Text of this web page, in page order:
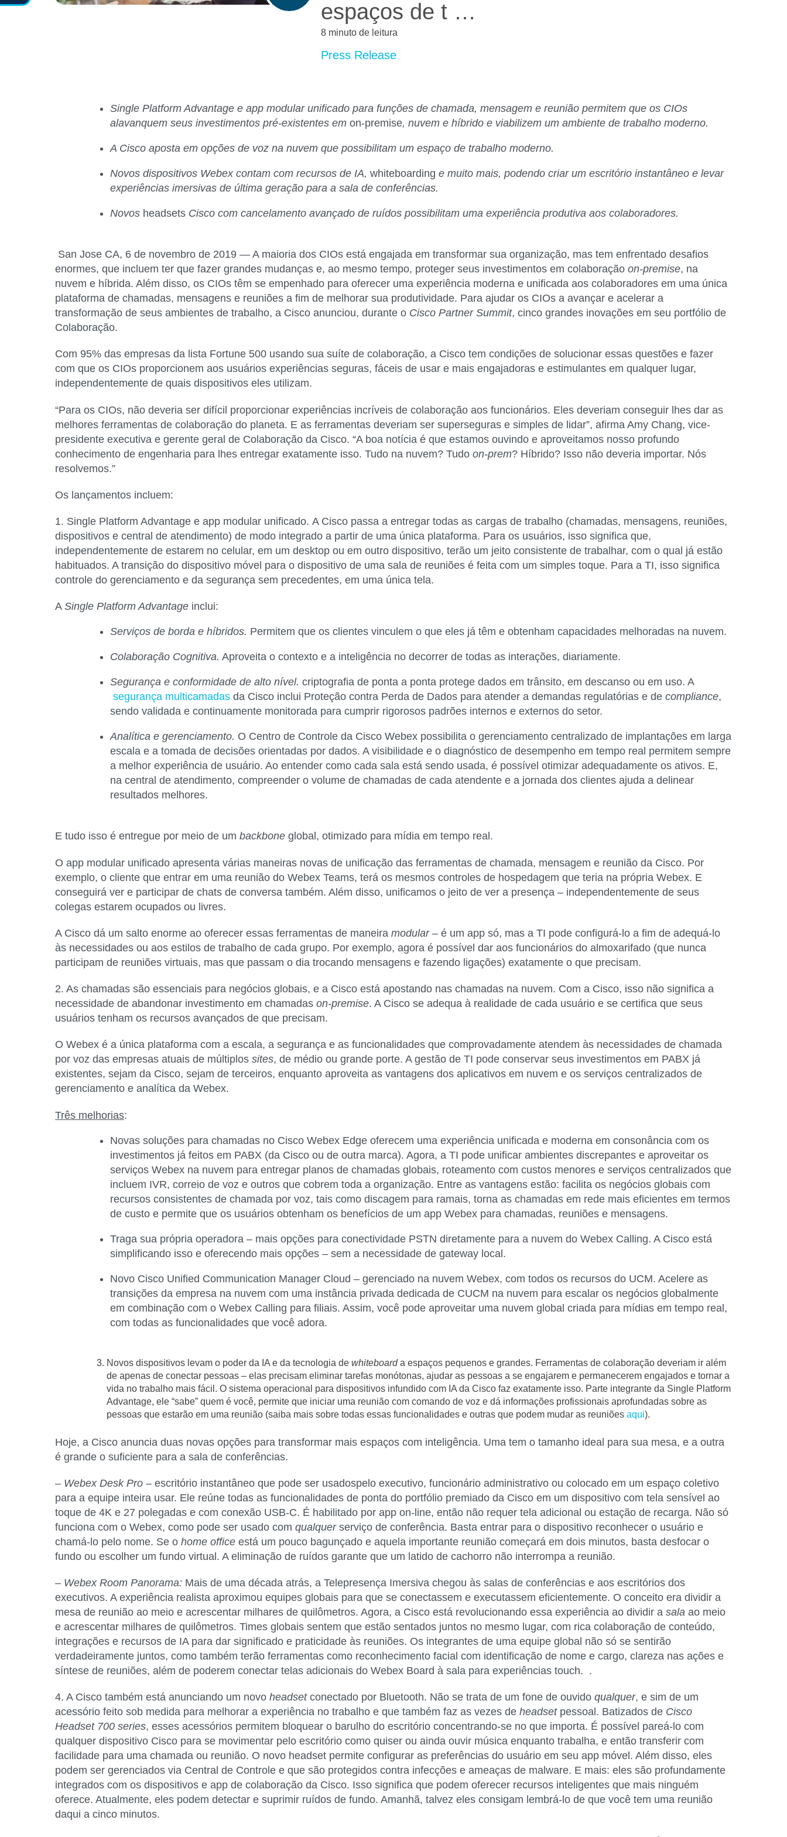
espaços de t …
8 minuto de leitura
Press Release
Single Platform Advantage e app modular unificado para funções de chamada, mensagem e reunião permitem que os CIOs
alavanquem seus investimentos pré-existentes emon-premise, nuvem e híbrido e viabilizem um ambiente de trabalho moderno.
A Cisco aposta em opções de voz na nuvem que possibilitam um espaço de trabalho moderno.
Novos dispositivos Webex contam com recursos de IA,whiteboarding e muito mais, podendo criar um escritório instantâneo e levar
experiências imersivas de última geração para a sala de conferências.
Novos headsets Cisco com cancelamento avançado de ruídos possibilitam uma experiência produtiva aos colaboradores.
San Jose CA, 6 de novembro de 2019 — A maioria dos CIOs está engajada em transformar sua organização, mas tem enfrentado desafios
enormes, que incluem ter que fazer grandes mudanças e, ao mesmo tempo, proteger seus investimentos em colaboraçãoon-premise, na
nuvem e híbrida. Além disso, os CIOs têm se empenhado para oferecer uma experiência moderna e unificada aos colaboradores em uma única
plataforma de chamadas, mensagens e reuniões a fim de melhorar sua produtividade. Para ajudar os CIOs a avançar e acelerar a
transformação de seus ambientes de trabalho, a Cisco anunciou, durante o Cisco Partner Summit, cinco grandes inovações em seu portfólio de
Colaboração.
Com 95% das empresas da lista Fortune 500 usando sua suíte de colaboração, a Cisco tem condições de solucionar essas questões e fazer
com que os CIOs proporcionem aos usuários experiências seguras, fáceis de usar e mais engajadoras e estimulantes em qualquer lugar,
independentemente de quais dispositivos eles utilizam.
“Para os CIOs, não deveria ser difícil proporcionar experiências incríveis de colaboração aos funcionários. Eles deveriam conseguir lhes dar as
melhores ferramentas de colaboração do planeta. E as ferramentas deveriam ser superseguras e simples de lidar”, afirma Amy Chang, vice-
presidente executiva e gerente geral de Colaboração da Cisco. “A boa notícia é que estamos ouvindo e aproveitamos nosso profundo
conhecimento de engenharia para lhes entregar exatamente isso. Tudo na nuvem? Tudoon-prem? Híbrido? Isso não deveria importar. Nós
resolvemos.”
Os lançamentos incluem:
1. Single Platform Advantage e app modular unificado.A Cisco passa a entregar todas as cargas de trabalho (chamadas, mensagens, reuniões,
dispositivos e central de atendimento) de modo integrado a partir de uma única plataforma. Para os usuários, isso significa que,
independentemente de estarem no celular, em um desktop ou em outro dispositivo, terão um jeito consistente de trabalhar, com o qual já estão
habituados. A transição do dispositivo móvel para o dispositivo de uma sala de reuniões é feita com um simples toque. Para a TI, isso significa
controle do gerenciamento e da segurança sem precedentes, em uma única tela.
ASingle Platform Advantage inclui:
Serviços de borda e híbridos. Permitem que os clientes vinculem o que eles já têm e obtenham capacidades melhoradas na nuvem.
Colaboração Cognitiva. Aproveita o contexto e a inteligência no decorrer de todas as interações, diariamente.
Segurança e conformidade de alto nível. criptografia de ponta a ponta protege dados em trânsito, em descanso ou em uso. A
segurança multicamadas da Cisco inclui Proteção contra Perda de Dados para atender a demandas regulatórias e decompliance,
sendo validada e continuamente monitorada para cumprir rigorosos padrões internos e externos do setor.
Analítica e gerenciamento. O Centro de Controle da Cisco Webex possibilita o gerenciamento centralizado de implantações em larga
escala e a tomada de decisões orientadas por dados. A visibilidade e o diagnóstico de desempenho em tempo real permitem sempre
a melhor experiência de usuário. Ao entender como cada sala está sendo usada, é possível otimizar adequadamente os ativos. E,
na central de atendimento, compreender o volume de chamadas de cada atendente e a jornada dos clientes ajuda a delinear
resultados melhores.
E tudo isso é entregue por meio de umbackbone global, otimizado para mídia em tempo real.
Oapp modular unificado apresenta várias maneiras novas de unificação das ferramentas de chamada, mensagem e reunião da Cisco. Por
exemplo, o cliente que entrar em uma reunião do Webex Teams, terá os mesmos controles de hospedagem que teria na própria Webex. E
conseguirá ver e participar de chats de conversa também. Além disso, unificamos o jeito de ver a presença – independentemente de seus
colegas estarem ocupados ou livres.
A Cisco dá um salto enorme ao oferecer essas ferramentas de maneiramodular – é um app só, mas a TI pode configurá-lo a fim de adequá-lo
às necessidades ou aos estilos de trabalho de cada grupo. Por exemplo, agora é possível dar aos funcionários do almoxarifado (que nunca
participam de reuniões virtuais, mas que passam o dia trocando mensagens e fazendo ligações) exatamente o que precisam.
2. As chamadas são essenciais para negócios globais, e a Cisco está apostando nas chamadas na nuvem. Com a Cisco, isso não significa a
necessidade de abandonar investimento em chamadason-premise. A Cisco se adequa à realidade de cada usuário e se certifica que seus
usuários tenham os recursos avançados de que precisam.
O Webex é a única plataforma com a escala, a segurança e as funcionalidades que comprovadamente atendem às necessidades de chamada
por voz das empresas atuais de múltiplossites, de médio ou grande porte. A gestão de TI pode conservar seus investimentos em PABX já
existentes, sejam da Cisco, sejam de terceiros, enquanto aproveita as vantagens dos aplicativos em nuvem e os serviços centralizados de
gerenciamento e analítica da Webex.
Três melhorias:
Novas soluções para chamadas no Cisco Webex Edge oferecem uma experiência unificada e moderna em consonância com os
investimentos já feitos em PABX (da Cisco ou de outra marca). Agora, a TI pode unificar ambientes discrepantes e aproveitar os
serviços Webex na nuvem para entregar planos de chamadas globais, roteamento com custos menores e serviços centralizados que
incluem IVR, correio de voz e outros que cobrem toda a organização. Entre as vantagens estão: facilita os negócios globais com
recursos consistentes de chamada por voz, tais como discagem para ramais, torna as chamadas em rede mais eficientes em termos
de custo e permite que os usuários obtenham os benefícios de um app Webex para chamadas, reuniões e mensagens.
Traga sua própria operadora – mais opções para conectividade PSTN diretamente para a nuvem do Webex Calling. A Cisco está
simplificando isso e oferecendo mais opções – sem a necessidade de gateway local.
Novo Cisco Unified Communication Manager Cloud – gerenciado na nuvem Webex, com todos os recursos do UCM. Acelere as
transições da empresa na nuvem com uma instância privada dedicada de CUCM na nuvem para escalar os negócios globalmente
em combinação com o Webex Calling para filiais. Assim, você pode aproveitar uma nuvem global criada para mídias em tempo real,
com todas as funcionalidades que você adora.
Novos dispositivos levam o poder da IA e da tecnologia dewhiteboarda espaços pequenos e grandes. Ferramentas de colaboração deveriam ir além
de apenas de conectar pessoas – elas precisam eliminar tarefas monótonas, ajudar as pessoas a se engajarem e permanecerem engajados e tornar a
vida no trabalho mais fácil. O sistema operacional para dispositivos infundido com IA da Cisco faz exatamente isso. Parte integrante da Single Platform
Advantage, ele “sabe” quem é você, permite que iniciar uma reunião com comando de voz e dá informações profissionais aprofundadas sobre as
pessoas que estarão em uma reunião (saiba mais sobre todas essas funcionalidades e outras que podem mudar as reuniõesaqui).
Hoje, a Cisco anuncia duas novas opções para transformar mais espaços com inteligência. Uma tem o tamanho ideal para sua mesa, e a outra
é grande o suficiente para a sala de conferências.
– Webex Desk Pro – escritório instantâneo que pode ser usadospelo executivo, funcionário administrativo ou colocado em um espaço coletivo
para a equipe inteira usar. Ele reúne todas as funcionalidades de ponta do portfólio premiado da Cisco em um dispositivo com tela sensível ao
toque de 4K e 27 polegadas e com conexão USB-C. É habilitado por app on-line, então não requer tela adicional ou estação de recarga. Não só
funciona com o Webex, como pode ser usado comqualquerserviço de conferência. Basta entrar para o dispositivo reconhecer o usuário e
chamá-lo pelo nome. Se ohome office está um pouco bagunçado e aquela importante reunião começará em dois minutos, basta desfocar o
fundo ou escolher um fundo virtual. A eliminação de ruídos garante que um latido de cachorro não interrompa a reunião.
– Webex Room Panorama: Mais de uma década atrás, a Telepresença Imersiva chegou às salas de conferências e aos escritórios dos
executivos. A experiência realista aproximou equipes globais para que se conectassem e executassem eficientemente. O conceito era dividir a
mesa de reunião ao meio e acrescentar milhares de quilômetros. Agora, a Cisco está revolucionando essa experiência ao dividir asala ao meio
e acrescentar milhares de quilômetros. Times globais sentem que estão sentados juntos no mesmo lugar, com rica colaboração de conteúdo,
integrações e recursos de IA para dar significado e praticidade às reuniões. Os integrantes de uma equipe global não só se sentirão
verdadeiramente juntos, como também terão ferramentas como reconhecimento facial com identificação de nome e cargo, clareza nas ações e
síntese de reuniões, além de poderem conectar telas adicionais do Webex Board à sala para experiências touch. .
4. A Cisco também está anunciando um novoheadsetconectado por Bluetooth. Não se trata de um fone de ouvidoqualquer, e sim de um
acessório feito sob medida para melhorar a experiência no trabalho e que também faz as vezes deheadsetpessoal. Batizados de Cisco
Headset 700 series, esses acessórios permitem bloquear o barulho do escritório concentrando-se no que importa. É possível pareá-lo com
qualquer dispositivo Cisco para se movimentar pelo escritório como quiser ou ainda ouvir música enquanto trabalha, e então transferir com
facilidade para uma chamada ou reunião. O novo headset permite configurar as preferências do usuário em seu app móvel. Além disso, eles
podem ser gerenciados via Central de Controle e que são protegidos contra infecções e ameaças de malware. E mais: eles são profundamente
integrados com os dispositivos e app de colaboração da Cisco. Isso significa que podem oferecer recursos inteligentes que mais ninguém
oferece. Atualmente, eles podem detectar e suprimir ruídos de fundo. Amanhã, talvez eles consigam lembrá-lo de que você tem uma reunião
daqui a cinco minutos.